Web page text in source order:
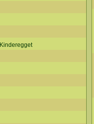
Kinderegget